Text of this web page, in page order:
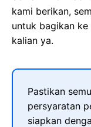
kami berikan,
untuk bagikan
kalian ya.
Pastikan
persyaratan
siapkan